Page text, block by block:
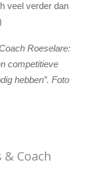
veel verder dan
Roeselare:
competitieve
hebben”.Foto
Coach